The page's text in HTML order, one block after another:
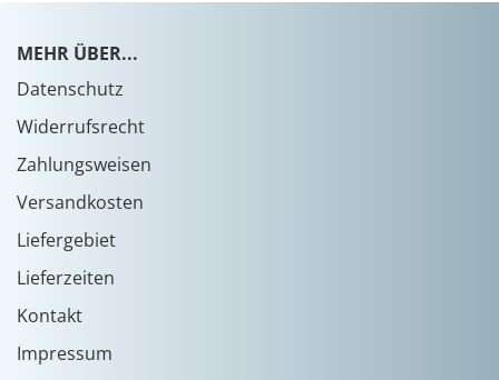
MEHR ÜBER...
Datenschutz
Widerrufsrecht
Zahlungsweisen
Versandkosten
Liefergebiet
Lieferzeiten
Kontakt
Impressum